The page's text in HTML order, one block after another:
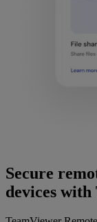
Secure
devices with